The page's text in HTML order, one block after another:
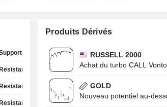
Test
Test
Test
Test
Produits Dérivés
RUSSELL 2000
Achat du turbo CALL
GOLD
Nouveau potentiel au-